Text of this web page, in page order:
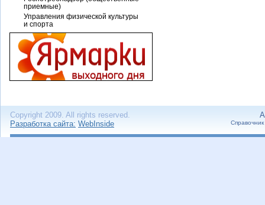
приемные)
Управления физической культуры
и спорта
Copyright 2009. All rights reserved.
Разработка сайта: WebInside